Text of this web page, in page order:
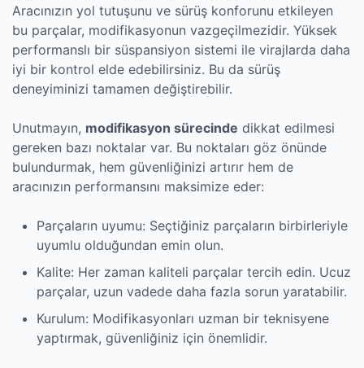
Aracınızın yol tutuşunu ve sürüş konforunu etkileyen
bu parçalar, modifikasyonun vazgeçilmezidir. Yüksek
performanslı bir süspansiyon sistemi ile virajlarda daha
iyi bir kontrol elde edebilirsiniz. Bu da sürüş
deneyiminizi tamamen değiştirebilir.
Unutmayın, modifikasyon sürecinde dikkat edilmesi
gereken bazı noktalar var. Bu noktaları göz önünde
bulundurmak, hem güvenliğinizi artırır hem de
aracınızın performansını maksimize eder:
Parçaların uyumu: Seçtiğiniz parçaların birbirleriyle
uyumlu olduğundan emin olun.
Kalite: Her zaman kaliteli parçalar tercih edin. Ucuz
parçalar, uzun vadede daha fazla sorun yaratabilir.
Kurulum: Modifikasyonları uzman bir teknisyene
yaptırmak, güvenliğiniz için önemlidir.